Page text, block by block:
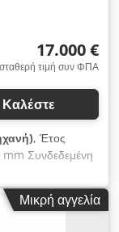
17.000 €
σταθερή τιμή συν ΦΠΑ
Καλέστε
, Έτος
mm Συνδεδεμένη
εξαρτάται
mm Έλεγχος
100 l Νέο
Crjdpovptrtefx An
Μικρή αγγελία